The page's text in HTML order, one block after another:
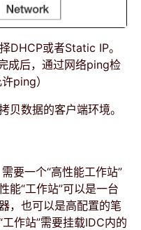
DHCP或者Static IP。
成后，通过网络ping检
ping）
贝数据的客户端环境。
要一个“高性能工作站”
能“工作站”可以是一台
，也可以是高配置的笔
作站”需要挂载IDC内的